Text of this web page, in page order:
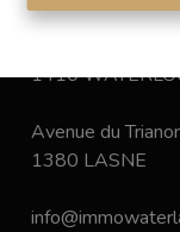
1410
Avenue du
1380 LASNE